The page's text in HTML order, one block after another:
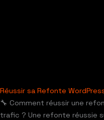
Réussir sa Refonte
🔧 Comment réussir une
trafic ? Une refonte réussie